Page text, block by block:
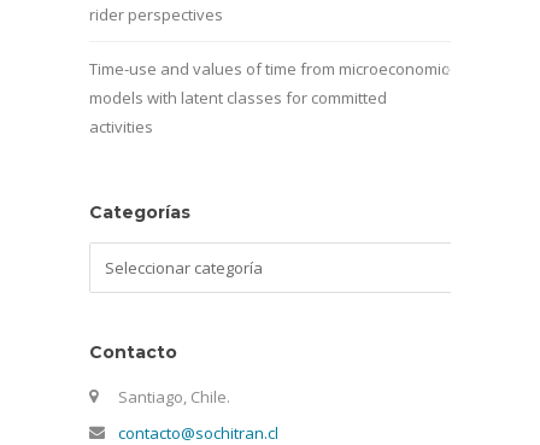
rider perspectives
Time-use and values of time from microeconomic
models with latent classes for committed
activities
Categorías
Contacto
Santiago, Chile.
contacto@sochitran.cl